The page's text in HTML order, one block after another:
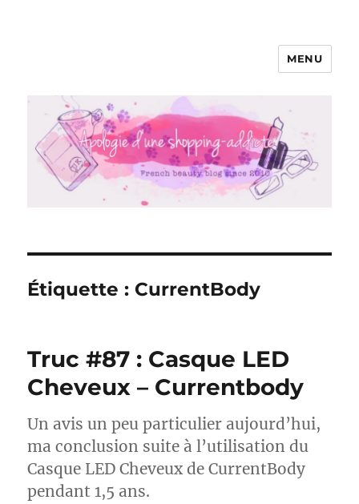
Apologie d'une Shopping-addicte
MENU
Étiquette : CurrentBody
Truc #87 : Casque LED
Cheveux – Currentbody
Un avis un peu particulier aujourd’hui,
ma conclusion suite à l’utilisation du
Casque LED Cheveux de CurrentBody
pendant 1,5 ans.